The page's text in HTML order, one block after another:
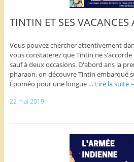
TINTIN ET SES VACANCES
Vous pouvez chercher attentivement
vous constaterez que Tintin ne
sauf à deux occasions. D'abord ans la
pharaon, on découvre Tintin embarqué
Époméo pour une longue … Lire la suite
22 mai 2019